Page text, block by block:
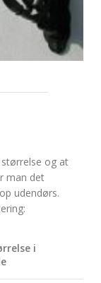
og at
man det
udendørs.
i